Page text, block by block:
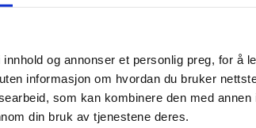
og annonser et personlig preg, for å
informasjon om hvordan du bruker
som kan kombinere den med
din bruk av tjenestene deres.
Jesus Hervas
128